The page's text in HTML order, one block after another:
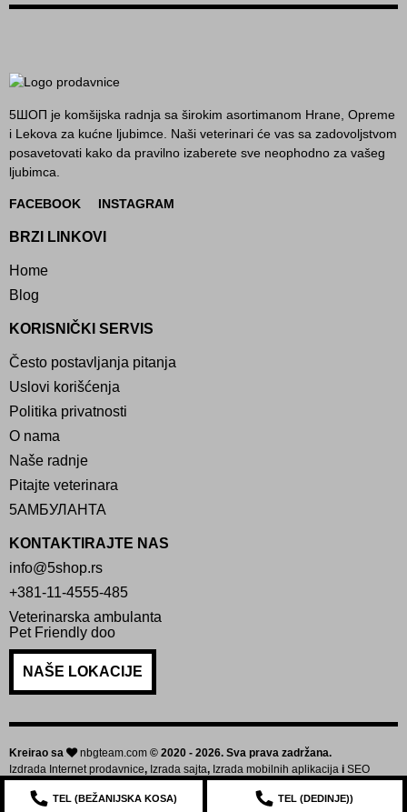
5ШОП je komšijska radnja sa širokim asortimanom Hrane, Opreme
i Lekova za kućne ljubimce. Naši veterinari će vas sa zadovoljstvom
posavetovati kako da pravilno izaberete sve neophodno za vašeg
ljubimca.
FACEBOOK INSTAGRAM
BRZI LINKOVI
Home
Blog
KORISNIČKI SERVIS
Često postavljanja pitanja
Uslovi korišćenja
Politika privatnosti
O nama
Naše radnje
Pitajte veterinara
5АМБУЛАНТА
KONTAKTIRAJTE NAS
info@5shop.rs
+381-11-4555-485
Veterinarska ambulanta
Pet Friendly doo
NAŠE LOKACIJE
Kreirao sa nbgteam.com © 2020 - 2026. Sva prava zadržana.
Izdrada Internet prodavnice, Izrada sajta, Izrada mobilnih aplikacija i SEO
TEL (BEŽANIJSKA KOSA) TEL (DEDINJE))